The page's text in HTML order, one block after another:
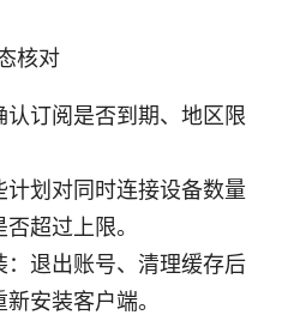
核对
订阅是否到期、地区限
划对同时连接设备数量
超过上限。
：退出账号、清理缓存后
安装客户端。